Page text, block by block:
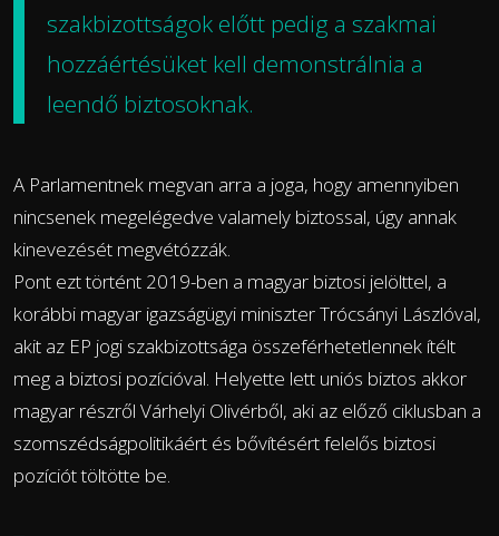
szakbizottságok előtt pedig a szakmai
hozzáértésüket kell demonstrálnia a
leendő biztosoknak.
A Parlamentnek megvan arra a joga, hogy amennyiben
nincsenek megelégedve valamely biztossal, úgy annak
kinevezését megvétózzák.
Pont ezt történt 2019-ben a magyar biztosi jelölttel, a
korábbi magyar igazságügyi miniszter Trócsányi Lászlóval,
akit az EP jogi szakbizottsága összeférhetetlennek ítélt
meg a biztosi pozícióval. Helyette lett uniós biztos akkor
magyar részről Várhelyi Olivérből, aki az előző ciklusban a
szomszédságpolitikáért és bővítésért felelős biztosi
pozíciót töltötte be.